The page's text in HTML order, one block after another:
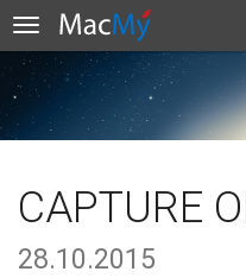
CAPTURE
28.10.2015